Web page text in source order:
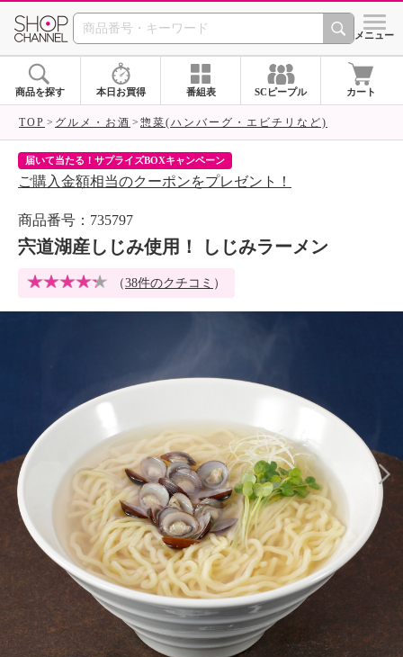
SHOP CHANNEL シメニュー
商品を探す 本日お買得 番組表 SCピープル カート
TOP グルメ・お酒 惣菜(ハンバーグ・エビチリなど)
届いて当たる！サプライズBOXキャンペーン
ご購入金額相当のクーポンをプレゼント！
商品番号：735797
宍道湖産しじみ使用！ しじみラーメン
（38件のクチコミ ）